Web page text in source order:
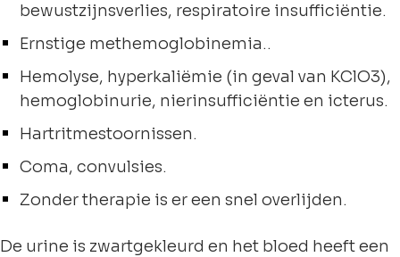
bewustzijnsverlies, respiratoire insufficiëntie.
Ernstige methemoglobinemia..
Hemolyse, hyperkaliëmie (in geval van KClO3),
hemoglobinurie, nierinsufficiëntie en icterus.
Hartritmestoornissen.
Coma, convulsies.
Zonder therapie is er een snel overlijden.
De urine is zwartgekleurd en het bloed heeft een